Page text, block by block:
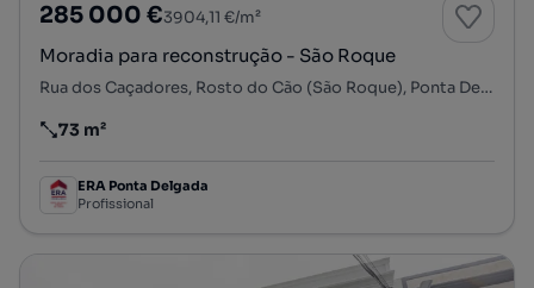
285 000 €3904,11 €/m²
Moradia para reconstrução - São Roque
Rua dos Caçadores, Rosto do Cão (São Roque), Ponta Delgada, Ilha de São Miguel
Preço por metro quadrado
73 m²
ERA Ponta Delgada
Profissional